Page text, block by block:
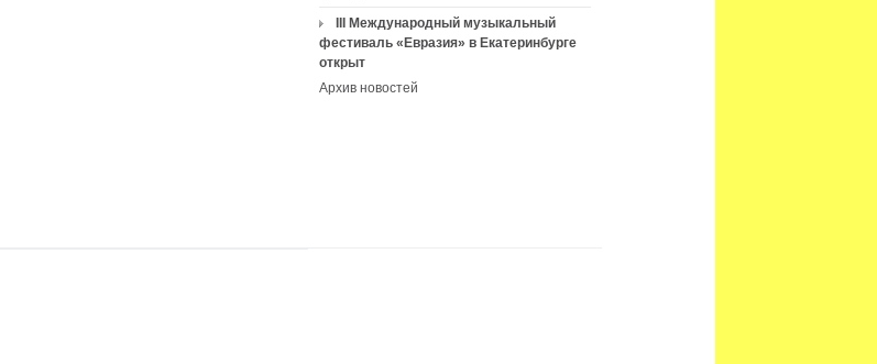
III Международный музыкальный
фестиваль «Евразия» в Екатеринбурге
открыт
Архив новостей